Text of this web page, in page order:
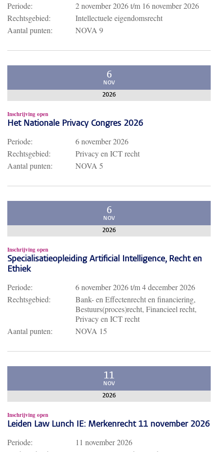
Periode: 2 november 2026t/m 16 november 2026
Rechtsgebied:
Intellectuele eigendomsrecht
Aantal punten:
NOVA 9
6
NOV
2026
Inschrijving open
Het Nationale Privacy Congres 2026
Periode:
6 november 2026
Rechtsgebied:
Privacy en ICT recht
Aantal punten:
NOVA 5
6
NOV
2026
Inschrijving open
Specialisatieopleiding Artificial Intelligence, Recht en
Ethiek
Periode: 6 november 2026t/m4 december 2026
Rechtsgebied:
Bank- en Effectenrecht en financiering,
Bestuurs(proces)recht, Financieel recht,
Privacy en ICT recht
Aantal punten:
NOVA 15
11
NOV
2026
Inschrijving open
Leiden Law Lunch IE: Merkenrecht 11 november 2026
Periode:
11 november 2026